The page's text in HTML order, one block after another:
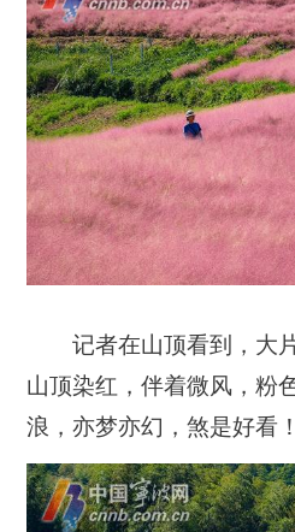
记者在山顶看到，大片
山顶染红，伴着微风，粉
浪，亦梦亦幻，煞是好看！